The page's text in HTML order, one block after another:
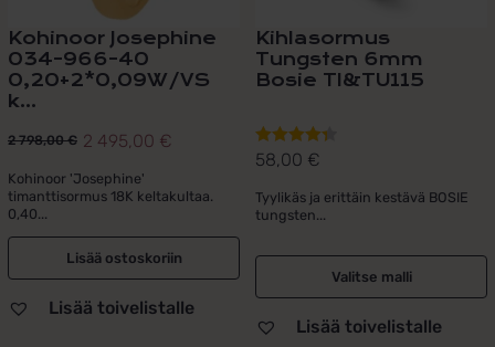
Kohinoor Josephine
034-966-40
0,20+2*0,09W/VS
k...
2 798,00€
Alkuperäinen
hinta
oli:
2
798,00 €.
2 495,00 €
Nykyinen
hinta
on:
2
495,00 €.
Kohinoor 'Josephine'
timanttisormus 18K keltakultaa.
0,40...
Lisää ostoskoriin
Lisää toivelistalle
Kihlasormus
Tungsten 6mm
Bosie TI&TU115
Arvostelu
4.40/ 5
58,00 €
Tyylikäs ja erittäin kestävä BOSIE
tungsten...
Valitse malli
Lisää toivelistalle